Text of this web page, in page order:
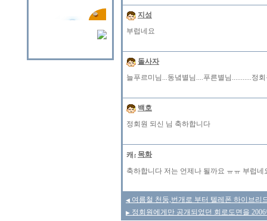
지성
부럽네요
돌사자
늘푸르미님...동녘별님....푸른별님...........정
백호
정회원 되신 님 축하합니다
목화
축하합니다 저는 언제나 될까요 ㅠㅠ 부럽네
◀ 여름철 천둥,번개로 부터 텔레폰 하이브리
▶ 정회원에게만 공개되었던 회로도면을